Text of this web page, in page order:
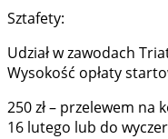
Sztafety:
Udział w zawodach
Wysokość opłaty
250 zł – przelewem
16 lutego lub do